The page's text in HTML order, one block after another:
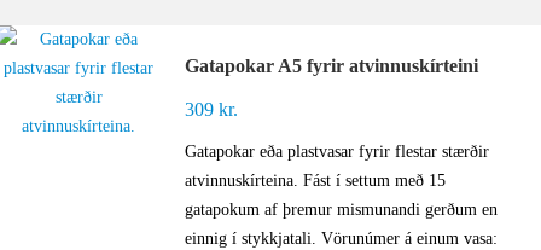
Gatapokar A5 fyrir atvinnuskírteini
309kr.
Gatapokar eða plastvasar fyrir flestar stærðir
atvinnuskírteina. Fást í settum með 15
gatapokum af þremur mismunandi gerðum en
einnig í stykkjatali. Vörunúmer á einum vasa: